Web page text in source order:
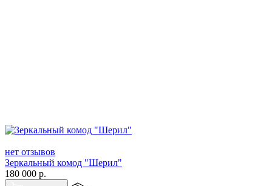
нет отзывов
Зеркальный комод "Шерил"
180 000 р.